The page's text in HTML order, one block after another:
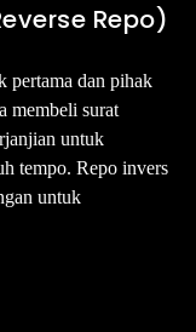
Repo)
pertama dan pihak
membeli surat
untuk
tempo. Repo invers
untuk